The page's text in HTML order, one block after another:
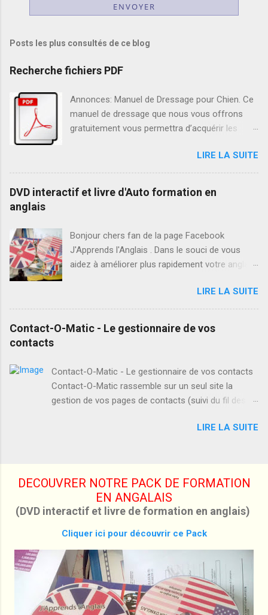
Posts les plus consultés de ce blog
Recherche fichiers PDF
Annonces: Manuel de Dressage pour Chien. Ce
manuel de dressage que nous vous offrons
gratuitement vous permettra d’acquérir les
efficacement votre chien. Ensuite, vous pourrez
amener votre chien à obéir aux ordres de bases
tel que L’ordre « Assis », L’ordre « Au pied »,
Comment Avoir une Excellente mémoire Au fil
de ce livre nous allons vous montrer la marche
à suivre pour vous aider à améliorer votre
mémoire. En fait, en peu de temps et avec
la capacité de mémoriser des quantités de
LIRE LA SUITE
DVD interactif et livre d'Auto formation en
anglais
Bonjour chers fan de la page Facebook
J'Apprends l'Anglais . Dans le souci de vous
aidez à améliorer plus rapidement votre anglais,
en anglais. Ce pack est composé d'un DVD
interactif d'auto formation en anglais et d'un
Livre d'apprentissage rapide de la langue
anglaise. Sachez que si: Vous avez des
Alors ne vous inquiétez plus, la solution c'est
interactif très efficace pour l'apprentissage de
la langue anglaise, vous y trouvez dans le DVD
exercices et leur corrigés pour vous évaluer. Ce
n'est tout il vous permet même d' enregistrer
votre propre prononciation . ...
LIRE LA SUITE
Contact-O-Matic - Le gestionnaire de vos
contacts
Contact-O-Matic - Le gestionnaire de vos contacts
Contact-O-Matic rassemble sur un seul site la
gestion de vos pages de contacts (suivi du fil des
de tous vos sites et assure votre publicité. Génial !
LIRE LA SUITE
DECOUVRER NOTRE PACK DE FORMATION
EN ANGALAIS
(DVD interactif et livre de formation en anglais)
Cliquer ici pour découvrir ce Pack